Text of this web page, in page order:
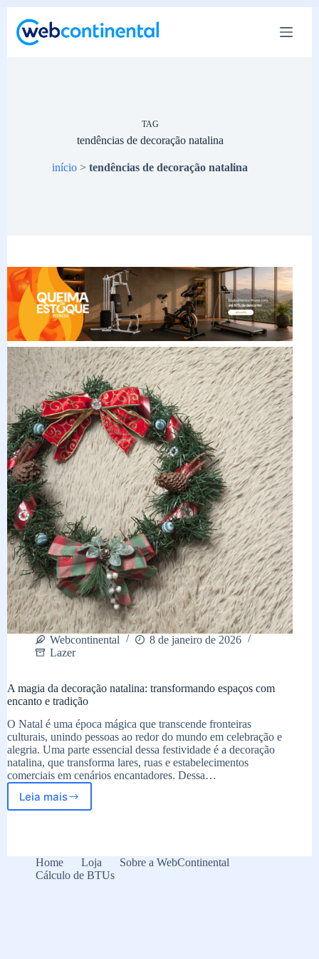
para
TAG
tendências de decoração natalina
início >tendências de decoração natalina
Webcontinental
8 de janeiro de 2026
Lazer
A magia da decoração natalina: transformando espaços com
encanto e tradição
O Natal é uma época mágica que transcende fronteiras
culturais, unindo pessoas ao redor do mundo em celebração e
alegria. Uma parte essencial dessa festividade é a decoração
natalina, que transforma lares, ruas e estabelecimentos
comerciais em cenários encantadores. Dessa…
Leia mais
A
natalina:
transformando
espaços
Home Loja
Sobre a WebContinental
Cálculo de BTUs